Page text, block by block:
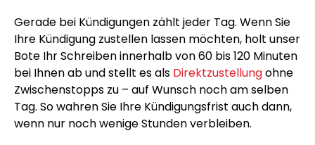
Gerade bei Kündigungen zählt jeder Tag. Wenn Sie
Ihre Kündigung zustellen lassen möchten, holt unser
Bote Ihr Schreiben innerhalb von 60 bis 120 Minuten
bei Ihnen ab und stellt es als Direktzustellungohne
Zwischenstopps zu – auf Wunsch noch am selben
Tag. So wahren Sie Ihre Kündigungsfrist auch dann,
wenn nur noch wenige Stunden verbleiben.